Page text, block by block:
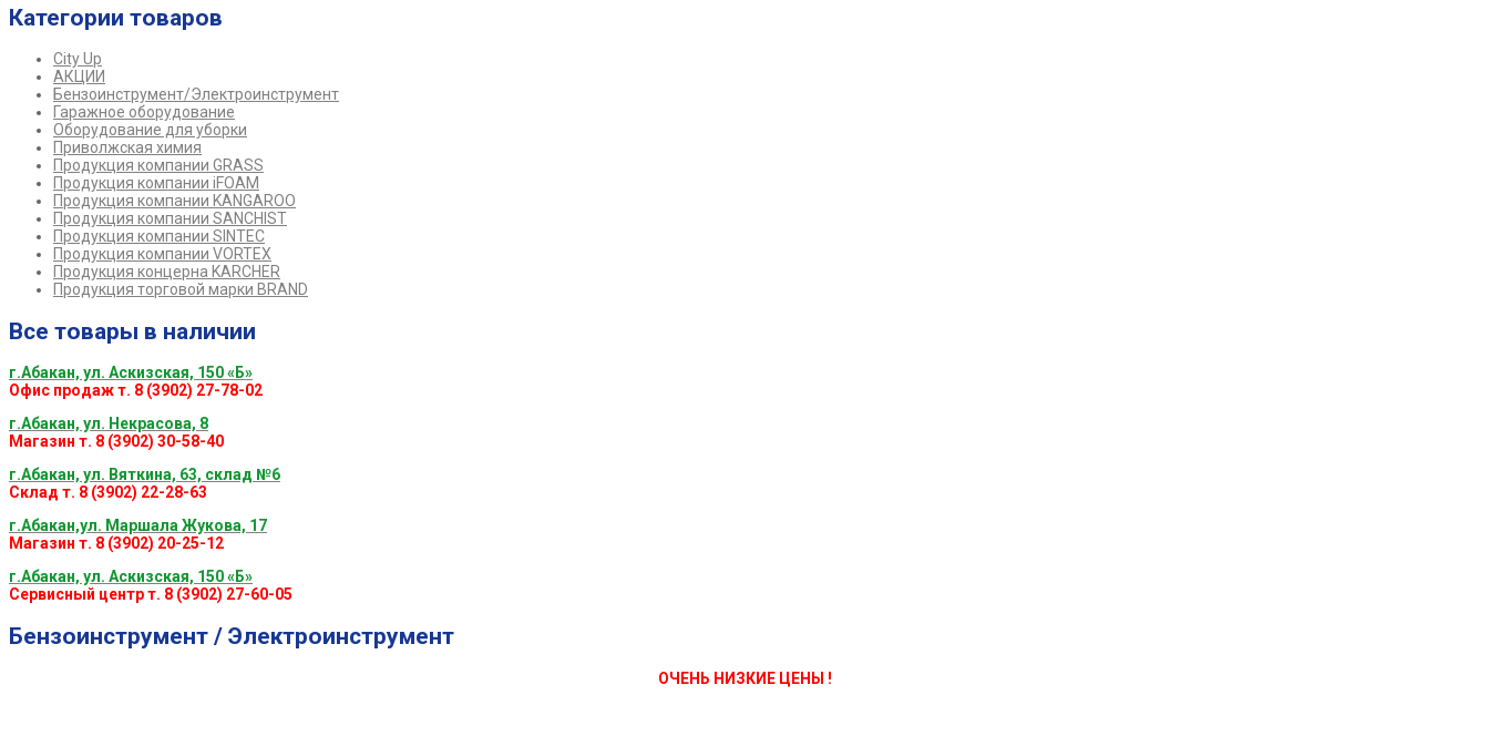
Категории товаров
City Up
АКЦИИ
Бензоинструмент/Электроинструмент
Гаражное оборудование
Оборудование для уборки
Приволжская химия
Продукция компании GRASS
Продукция компании iFOAM
Продукция компании KANGAROO
Продукция компании SANCHIST
Продукция компании SINTEC
Продукция компании VORTEX
Продукция концерна KARCHER
Продукция торговой марки BRAND
Все товары в наличии
г.Абакан, ул. Аскизская, 150 «Б»
Офис продаж т. 8 (3902) 27-78-02
г.Абакан, ул. Некрасова, 8
Магазин т. 8 (3902) 30-58-40
г.Абакан, ул. Вяткина, 63, склад №6
Склад т. 8 (3902) 22-28-63
г.Абакан,ул. Маршала Жукова, 17
Магазин т. 8 (3902) 20-25-12
г.Абакан, ул. Аскизская, 150 «Б»
Сервисный центр т. 8 (3902) 27-60-05
Бензоинструмент / Электроинструмент
ОЧЕНЬ НИЗКИЕ ЦЕНЫ !